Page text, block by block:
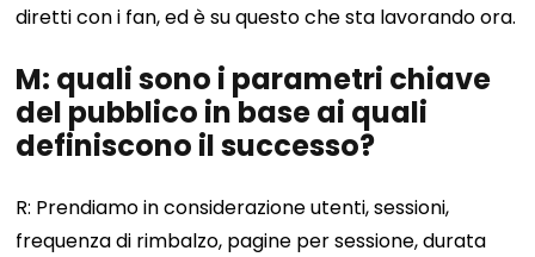
diretti con i fan, ed è su questo che sta lavorando ora.
M: quali sono i parametri chiave
del pubblico in base ai quali
definiscono il successo?
R: Prendiamo in considerazione utenti, sessioni,
frequenza di rimbalzo, pagine per sessione, durata